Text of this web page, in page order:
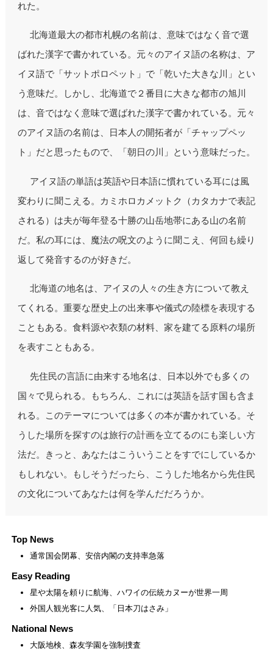
れた。
北海道最大の都市札幌の名前は、意味ではなく音で選
ばれた漢字で書かれている。元々のアイヌ語の名称は、ア
イヌ語で「サットポロペット」で「乾いた大きな川」とい
う意味だ。しかし、北海道で２番目に大きな都市の旭川
は、音ではなく意味で選ばれた漢字で書かれている。元々
のアイヌ語の名前は、日本人の開拓者が「チャップペッ
ト」だと思ったもので、「朝日の川」という意味だった。
アイヌ語の単語は英語や日本語に慣れている耳には風
変わりに聞こえる。カミホロカメットク（カタカナで表記
される）は夫が毎年登る十勝の山岳地帯にある山の名前
だ。私の耳には、魔法の呪文のように聞こえ、何回も繰り
返して発音するのが好きだ。
北海道の地名は、アイヌの人々の生き方について教え
てくれる。重要な歴史上の出来事や儀式の陸標を表現する
こともある。食料源や衣類の材料、家を建てる原料の場所
を表すこともある。
先住民の言語に由来する地名は、日本以外でも多くの
国々で見られる。もちろん、これには英語を話す国も含ま
れる。このテーマについては多くの本が書かれている。そ
うした場所を探すのは旅行の計画を立てるのにも楽しい方
法だ。きっと、あなたはこういうことをすでにしているか
もしれない。もしそうだったら、こうした地名から先住民
の文化についてあなたは何を学んだだろうか。
Top News
通常国会閉幕、安倍内閣の支持率急落
Easy Reading
星や太陽を頼りに航海、ハワイの伝統カヌーが世界一周
外国人観光客に人気、「日本刀はさみ」
National News
大阪地検、森友学園を強制捜査